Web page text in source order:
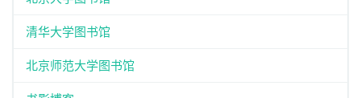
清华大学图书馆
北京师范大学图书馆